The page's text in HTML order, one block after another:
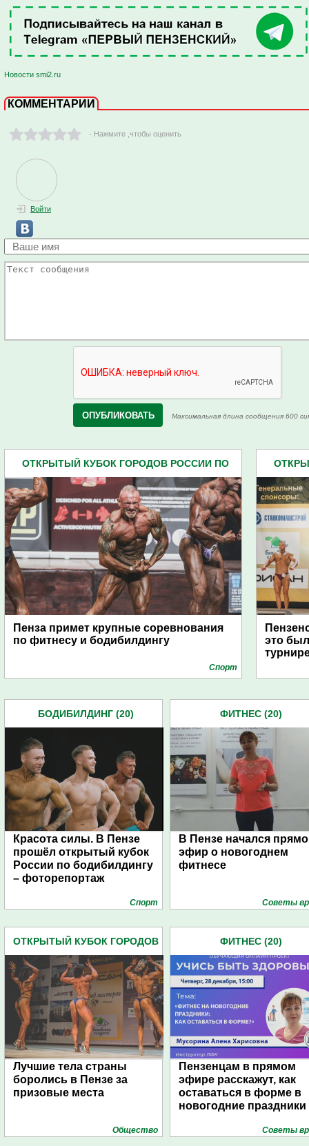
Новости smi2.ru
КОММЕНТАРИИ
- Нажмите ,чтобы оценить
Войти
Максимальная длина сообщения 600
ОТКРЫТЫЙ КУБОК ГОРОДОВ РОССИИ ПО
Пенза примет крупные соревнования
по фитнесу и бодибилдингу
Спорт
это
БОДИБИЛДИНГ (20)
Красота силы. В Пензе
прошёл открытый кубок
России по бодибилдингу
– фоторепортаж
Спорт
ФИТНЕС (20)
В Пензе начался
эфир о новогоднем
фитнесе
Советы
ОТКРЫТЫЙ КУБОК ГОРОДОВ
БОДИБИЛДИНГУ (5)
Лучшие тела страны
боролись в Пензе за
призовые места
Общество
ФИТНЕС (20)
Пензенцам в прямом
эфире расскажут, как
оставаться в форме в
новогодние праздники
Советы